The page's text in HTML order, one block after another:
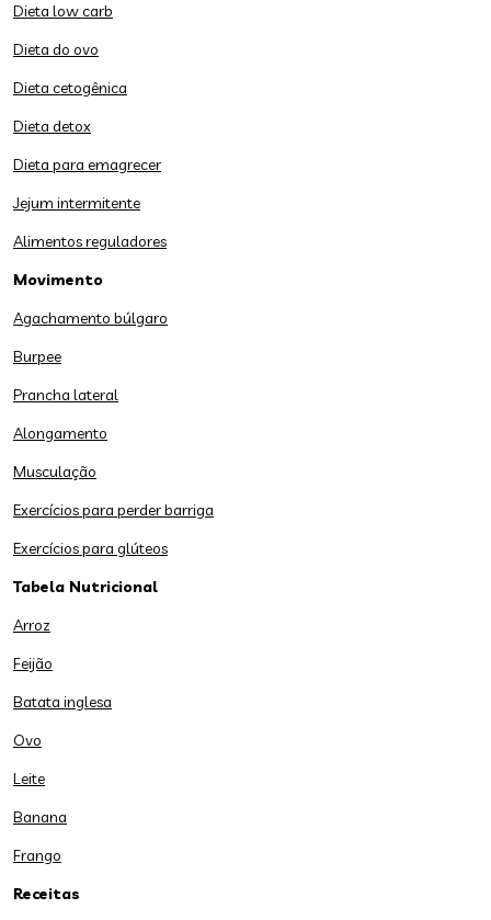
Dieta low carb
Dieta do ovo
Dieta cetogênica
Dieta detox
Dieta para emagrecer
Jejum intermitente
Alimentos reguladores
Movimento
Agachamento búlgaro
Burpee
Prancha lateral
Alongamento
Musculação
Exercícios para perder barriga
Exercícios para glúteos
Tabela Nutricional
Arroz
Feijão
Batata inglesa
Ovo
Leite
Banana
Frango
Receitas